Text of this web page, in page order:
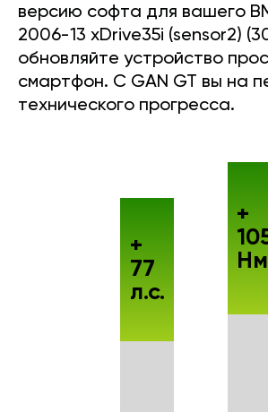
версию софта для вашего
2006-13 xDrive35i (sensor2)
обновляйте устройство
смартфон. С GAN GT вы на
технического прогресса.
+
77
л.с.
+
Нм